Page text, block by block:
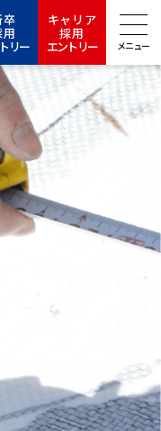
卒
用
リー
キャリア
採用
エントリー